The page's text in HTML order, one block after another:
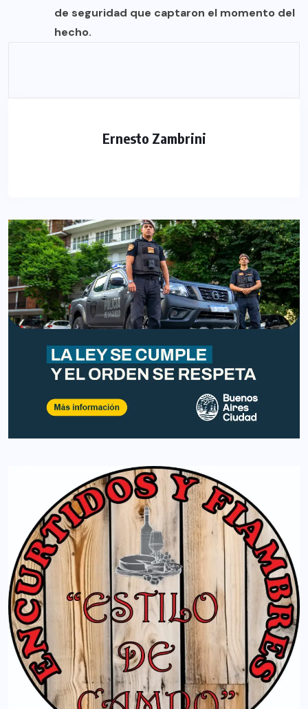
de seguridad que captaron el momento del
hecho.
Ernesto Zambrini